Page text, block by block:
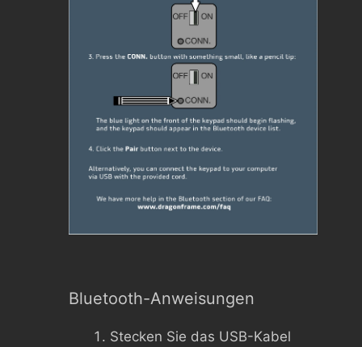
Bluetooth-Anweisungen
Stecken Sie das USB-Kabel